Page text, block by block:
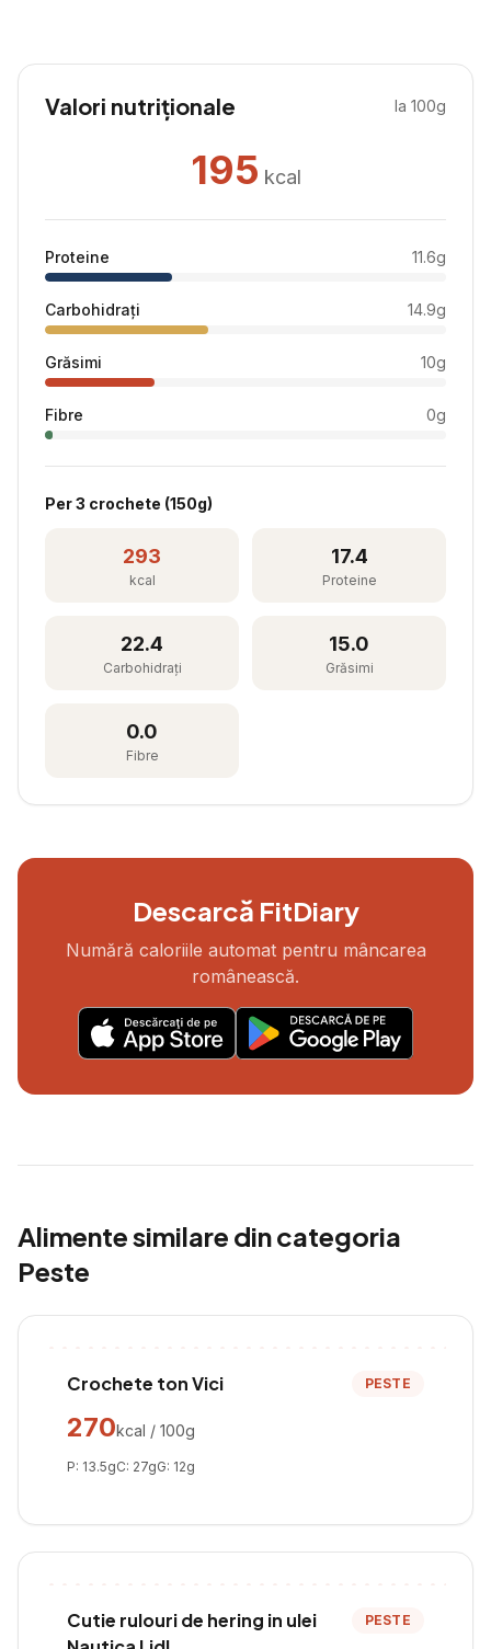
Valori nutriționale la 100g
195 kcal
Proteine 11.6g
Carbohidrați 14.9g
Grăsimi 10g
Fibre 0g
Per3 crochete (150g)
293
kcal
17.4
Proteine
22.4
Carbohidrați
15.0
Grăsimi
0.0
Fibre
Descarcă FitDiary
Numără caloriile automat pentru mâncarea
românească.
Alimente similare din categoria
Peste
Crochete ton Vici PESTE
270kcal / 100g
P: 13.5gC: 27gG: 12g
Cutie rulouri de hering in ulei
PESTE